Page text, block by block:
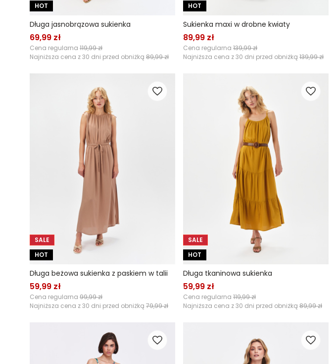
HOT
Długa jasnobrązowa sukienka
69,99 zł
Cena regularna 119,99 zł
Najniższa cena z 30 dni przed obniżką 89,99 zł
HOT
Sukienka maxi w drobne kwiaty
89,99 zł
Cena regularna 139,99 zł
Najniższa cena z 30 dni przed obniżką 139,99 zł
SALE
HOT
Długa beżowa sukienka z paskiem w talii
59,99 zł
Cena regularna 99,99 zł
Najniższa cena z 30 dni przed obniżką 79,99 zł
SALE
HOT
Długa tkaninowa sukienka
59,99 zł
Cena regularna 119,99 zł
Najniższa cena z 30 dni przed obniżką 89,99 zł